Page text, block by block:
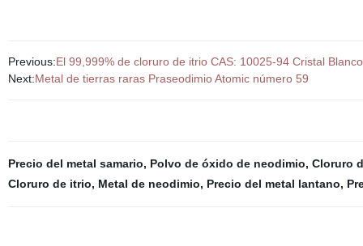
Previous:El 99,999% de cloruro de itrio CAS: 10025-94 Cristal
Next:Metal de tierras raras Praseodimio Atomic número 59
Precio del metal samario, Polvo de óxido de neodimio, Cloruro
Cloruro de itrio, Metal de neodimio, Precio del metal lantano,